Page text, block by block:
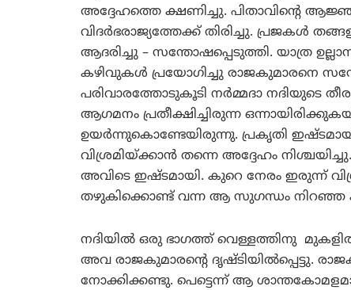
അദ്ദേഹത്തെ ക്ഷണിച്ചു. പിതാവിന്റെ
വിദര്‍ഭരാജ്യത്തേക്ക് തിരിച്ചു. പ്രജകള്‍
ആദരിച്ചു – സന്തോഷപ്പെടുത്തി. യാത്ര
കഴിവുകള്‍ പ്രയോഗിച്ചു രാജകുമാരനെ
പരിവാരത്തോടുകൂടി നര്‍മ്മദാ നദിയുടെ
ആഗമനം പ്രതീക്ഷിച്ചിരുന്ന
ഉയര്‍ന്നുകൊണ്ടേയിരുന്നു. പ്രകൃതി
വിശ്രമിയ്ക്കാന്‍ തന്നെ അദ്ദേഹം
അവിടെ ഇഷ്ടമായി. കുറെ നേരം ഇരുന്ന്
തഴുകിക്കൊണ്ട് വന്ന ആ സുഗന്ധം നിറഞ്ഞ
നദിയില്‍ ഒരു ഭാഗത്ത് വെള്ളത്തിനു
അവ രാജകുമാരന്റെ ദൃഷ്ടിയില്‍പ്പെട്ടു.
നോക്കിക്കണ്ടു. പെട്ടെന്ന് ആ